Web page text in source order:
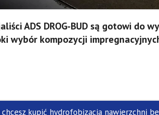
ADS DROG-BUD są gotowi
wybór kompozycji
chcesz kupić hydrofobizacja nawierzchni